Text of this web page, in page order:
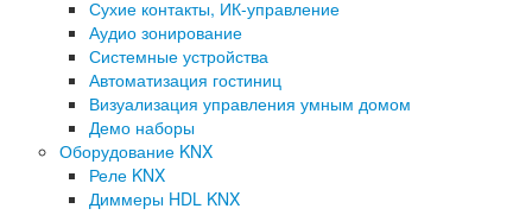
Сухие контакты, ИК-управление
Аудио зонирование
Системные устройства
Автоматизация гостиниц
Визуализация управления умным домом
Демо наборы
Оборудование KNX
Реле KNX
Диммеры HDL KNX